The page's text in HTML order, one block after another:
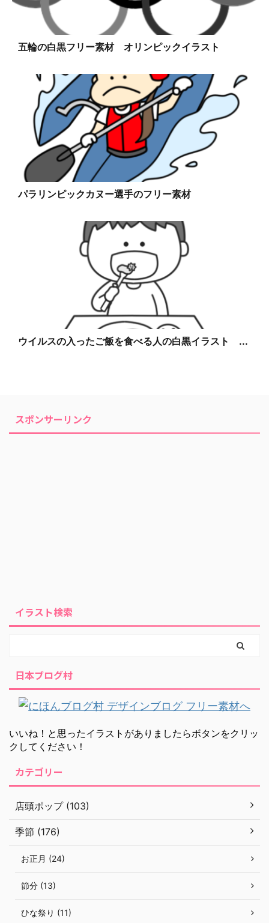
五輪の白黒フリー素材 オリンピックイラスト
パラリンピックカヌー選手のフリー素材
ウイルスの入ったご飯を食べる人の白黒イラスト ...
スポンサーリンク
イラスト検索
日本ブログ村
いいね！と思ったイラストがありましたらボタンをクリッ
クしてください！
カテゴリー
店頭ポップ (103)
季節 (176)
お正月 (24)
節分 (13)
ひな祭り (11)